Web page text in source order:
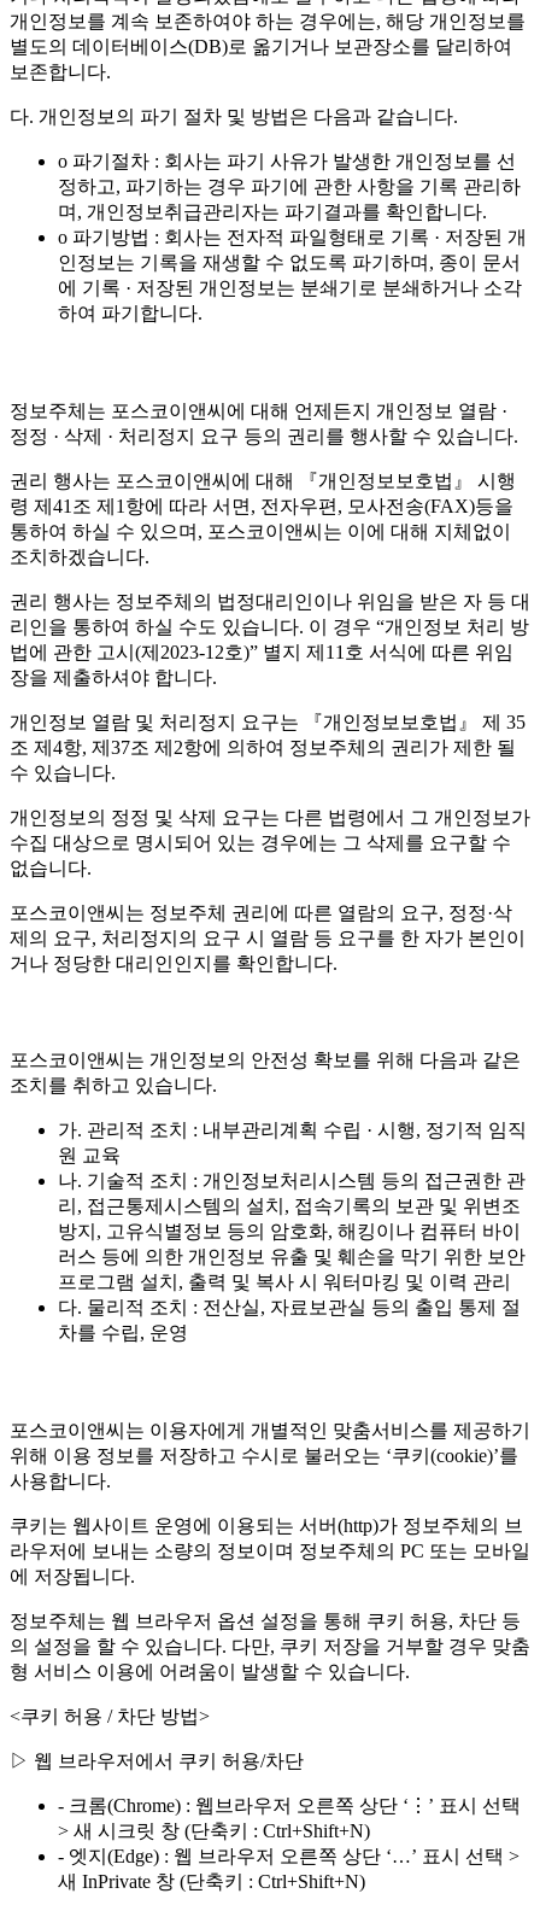
개인정보를 계속 보존하여야 하는 경우에는, 해당 개인정보를
별도의 데이터베이스(DB)로 옮기거나 보관장소를 달리하여
보존합니다.
다. 개인정보의 파기 절차 및 방법은 다음과 같습니다.
o 파기절차 : 회사는 파기 사유가 발생한 개인정보를 선
정하고, 파기하는 경우 파기에 관한 사항을 기록 관리하
며, 개인정보취급관리자는 파기결과를 확인합니다.
o 파기방법 : 회사는 전자적 파일형태로 기록 · 저장된 개
인정보는 기록을 재생할 수 없도록 파기하며, 종이 문서
에 기록 · 저장된 개인정보는 분쇄기로 분쇄하거나 소각
하여 파기합니다.
정보주체는 포스코이앤씨에 대해 언제든지 개인정보 열람 ·
정정 · 삭제 · 처리정지 요구 등의 권리를 행사할 수 있습니다.
권리 행사는 포스코이앤씨에 대해 『개인정보보호법』 시행
령 제41조 제1항에 따라 서면, 전자우편, 모사전송(FAX)등을
통하여 하실 수 있으며, 포스코이앤씨는 이에 대해 지체없이
조치하겠습니다.
권리 행사는 정보주체의 법정대리인이나 위임을 받은 자 등 대
리인을 통하여 하실 수도 있습니다. 이 경우 “개인정보 처리 방
법에 관한 고시(제2023-12호)” 별지 제11호 서식에 따른 위임
장을 제출하셔야 합니다.
개인정보 열람 및 처리정지 요구는 『개인정보보호법』 제 35
조 제4항, 제37조 제2항에 의하여 정보주체의 권리가 제한 될
수 있습니다.
개인정보의 정정 및 삭제 요구는 다른 법령에서 그 개인정보가
수집 대상으로 명시되어 있는 경우에는 그 삭제를 요구할 수
없습니다.
포스코이앤씨는 정보주체 권리에 따른 열람의 요구, 정정·삭
제의 요구, 처리정지의 요구 시 열람 등 요구를 한 자가 본인이
거나 정당한 대리인인지를 확인합니다.
포스코이앤씨는 개인정보의 안전성 확보를 위해 다음과 같은
조치를 취하고 있습니다.
가. 관리적 조치 : 내부관리계획 수립 · 시행, 정기적 임직
원 교육
나. 기술적 조치 : 개인정보처리시스템 등의 접근권한 관
리, 접근통제시스템의 설치, 접속기록의 보관 및 위변조
방지, 고유식별정보 등의 암호화, 해킹이나 컴퓨터 바이
러스 등에 의한 개인정보 유출 및 훼손을 막기 위한 보안
프로그램 설치, 출력 및 복사 시 워터마킹 및 이력 관리
다. 물리적 조치 : 전산실, 자료보관실 등의 출입 통제 절
차를 수립, 운영
포스코이앤씨는 이용자에게 개별적인 맞춤서비스를 제공하기
위해 이용 정보를 저장하고 수시로 불러오는 ‘쿠키(cookie)’를
사용합니다.
쿠키는 웹사이트 운영에 이용되는 서버(http)가 정보주체의 브
라우저에 보내는 소량의 정보이며 정보주체의 PC 또는 모바일
에 저장됩니다.
정보주체는 웹 브라우저 옵션 설정을 통해 쿠키 허용, 차단 등
의 설정을 할 수 있습니다. 다만, 쿠키 저장을 거부할 경우 맞춤
형 서비스 이용에 어려움이 발생할 수 있습니다.
<쿠키 허용 / 차단 방법>
▷ 웹 브라우저에서 쿠키 허용/차단
- 크롬(Chrome) : 웹브라우저 오른쪽 상단 ‘⋮’ 표시 선택
> 새 시크릿 창 (단축키 : Ctrl+Shift+N)
- 엣지(Edge) : 웹 브라우저 오른쪽 상단 ‘…’ 표시 선택 >
새 InPrivate 창 (단축키 : Ctrl+Shift+N)